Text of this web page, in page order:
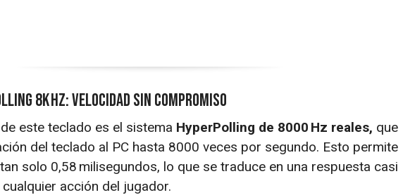
8K Hz: velocidad sin compromiso
este teclado es el sistema HyperPolling de 8000 Hz reales, que
del teclado al PC hasta 8000 veces por segundo. Esto permite
solo 0,58 milisegundos, lo que se traduce en una respuesta casi
acción del jugador.